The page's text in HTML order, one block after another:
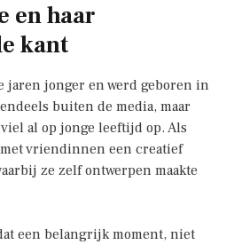
en haar
kant
jaren jonger en werd geboren in
buiten de media, maar
al op jonge leeftijd op. Als
vriendinnen een creatief
ze zelf ontwerpen maakte
een belangrijk moment, niet